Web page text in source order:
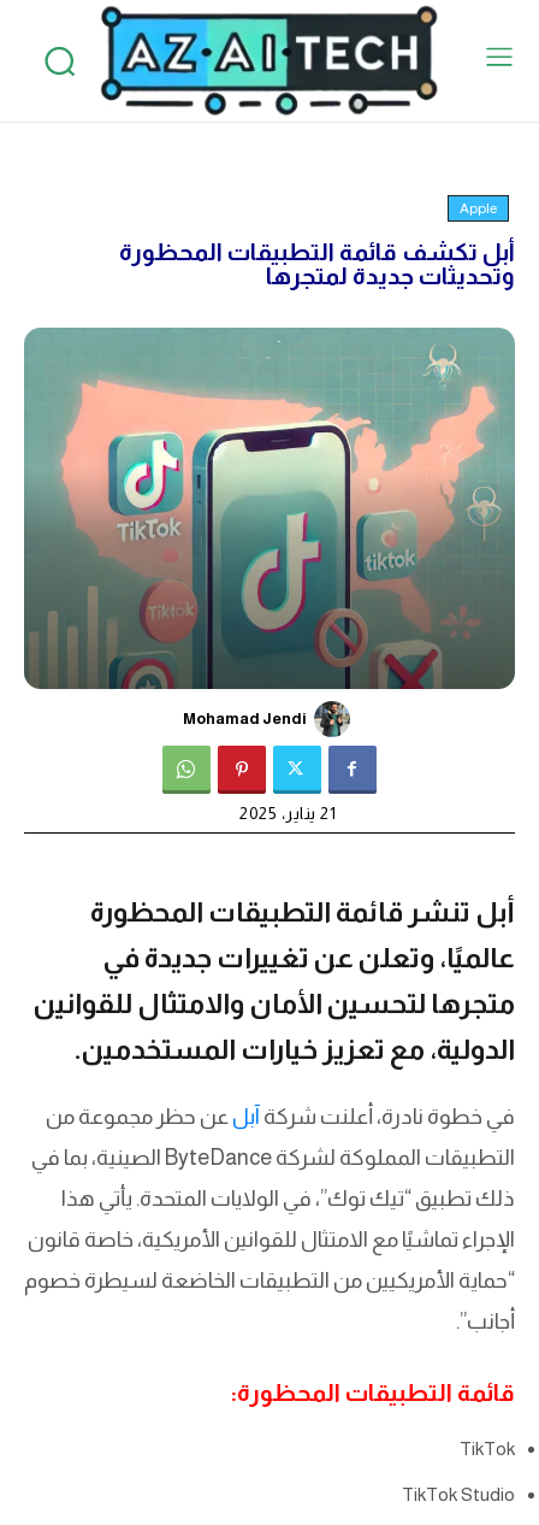
Apple
أبل تكشف قائمة التطبيقات المحظورة
وتحديثات جديدة لمتجرها
Mohamad Jendi
21 يناير، 2025
أبل تنشر قائمة التطبيقات المحظورة
عالميًا، وتعلن عن تغييرات جديدة في
متجرها لتحسين الأمان والامتثال للقوانين
الدولية، مع تعزيز خيارات المستخدمين.
في خطوة نادرة، أعلنت شركة آبل عن حظر مجموعة من
التطبيقات المملوكة لشركة ByteDance الصينية، بما في
ذلك تطبيق “تيك توك”، في الولايات المتحدة. يأتي هذا
الإجراء تماشيًا مع الامتثال للقوانين الأمريكية، خاصة قانون
“حماية الأمريكيين من التطبيقات الخاضعة لسيطرة خصوم
أجانب”.
قائمة التطبيقات المحظورة:
TikTok
TikTok Studio